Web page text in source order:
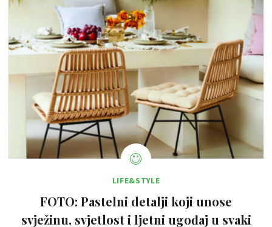
LIFE&STYLE
FOTO: Pastelni detalji koji unose
svježinu, svjetlost i ljetni ugođaj u svaki